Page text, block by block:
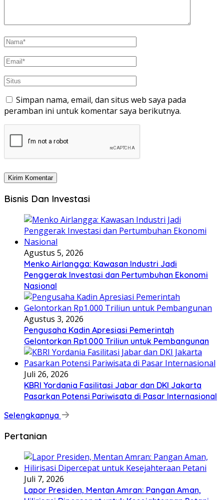
Simpan nama, email, dan situs web saya pada
peramban ini untuk komentar saya berikutnya.
Bisnis Dan Investasi
Agustus 5, 2026
Menko Airlangga: Kawasan Industri Jadi
Penggerak Investasi dan Pertumbuhan Ekonomi
Nasional
Agustus 3, 2026
Pengusaha Kadin Apresiasi Pemerintah
Gelontorkan Rp1.000 Triliun untuk Pembangunan
Juli 26, 2026
KBRI Yordania Fasilitasi Jabar dan DKI Jakarta
Pasarkan Potensi Pariwisata di Pasar Internasional
Selengkapnya
Pertanian
Juli 7, 2026
Lapor Presiden, Mentan Amran: Pangan Aman,